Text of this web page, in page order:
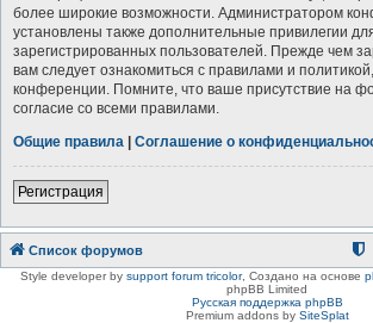
более широкие возможности. Администратором
установлены также дополнительные привилегии
зарегистрированных пользователей. Прежде чем
вам следует ознакомиться с правилами и
конференции. Помните, что ваше присутствие на
согласие со всеми правилами.
Общие правила | Соглашение о
Регистрация
Список форумов
Style developer by support forum tricolor, Создано на основе
phpBB Limited
Русская поддержка phpBB
Premium addons by SiteSplat